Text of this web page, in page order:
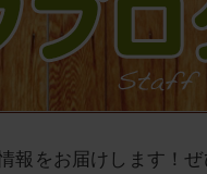
報をお届けします！ぜ